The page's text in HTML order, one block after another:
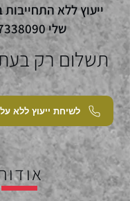
ייעוץ ללא התחייבות
שלי
תשלום רק
לשיחת ייעוץ ללא עלות 050-